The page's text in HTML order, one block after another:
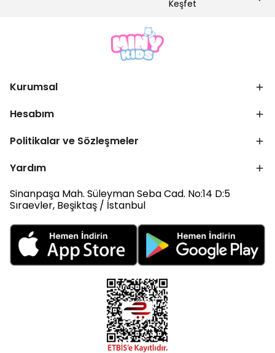
Keşfet
Kurumsal
Hesabım
Politikalar ve Sözleşmeler
Yardım
Sinanpaşa Mah. Süleyman Seba Cad. No:14 D:5
Sıraevler, Beşiktaş / İstanbul